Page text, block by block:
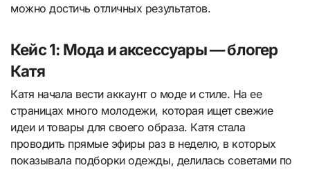
можно достичь отличных результатов.
Кейс 1: Мода и аксессуары — блогер
Катя
Катя начала вести аккаунт о моде и стиле. На ее
страницах много молодежи, которая ищет свежие
идеи и товары для своего образа. Катя стала
проводить прямые эфиры раз в неделю, в которых
показывала подборки одежды, делилась советами по